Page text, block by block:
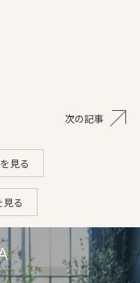
次の記事
見る
見る